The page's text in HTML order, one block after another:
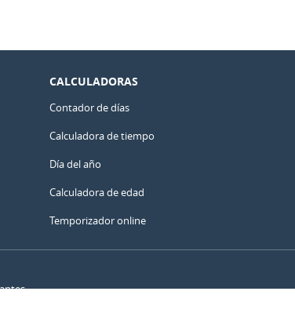
CALCULADORAS
Contador de días
Calculadora de tiempo
Día del año
Calculadora de edad
Temporizador online